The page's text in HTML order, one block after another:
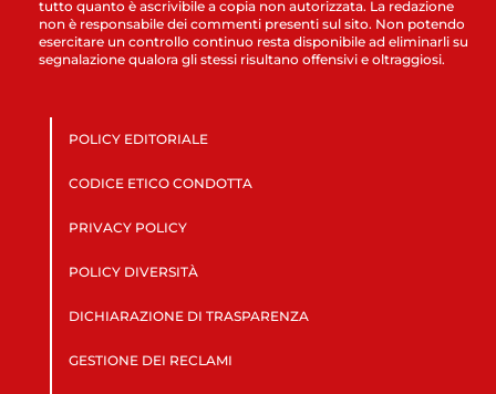
tutto quanto è ascrivibile a copia non autorizzata. La redazione
non è responsabile dei commenti presenti sul sito. Non potendo
esercitare un controllo continuo resta disponibile ad eliminarli su
segnalazione qualora gli stessi risultano offensivi e oltraggiosi.
POLICY EDITORIALE
CODICE ETICO CONDOTTA
PRIVACY POLICY
POLICY DIVERSITÀ
DICHIARAZIONE DI TRASPARENZA
GESTIONE DEI RECLAMI